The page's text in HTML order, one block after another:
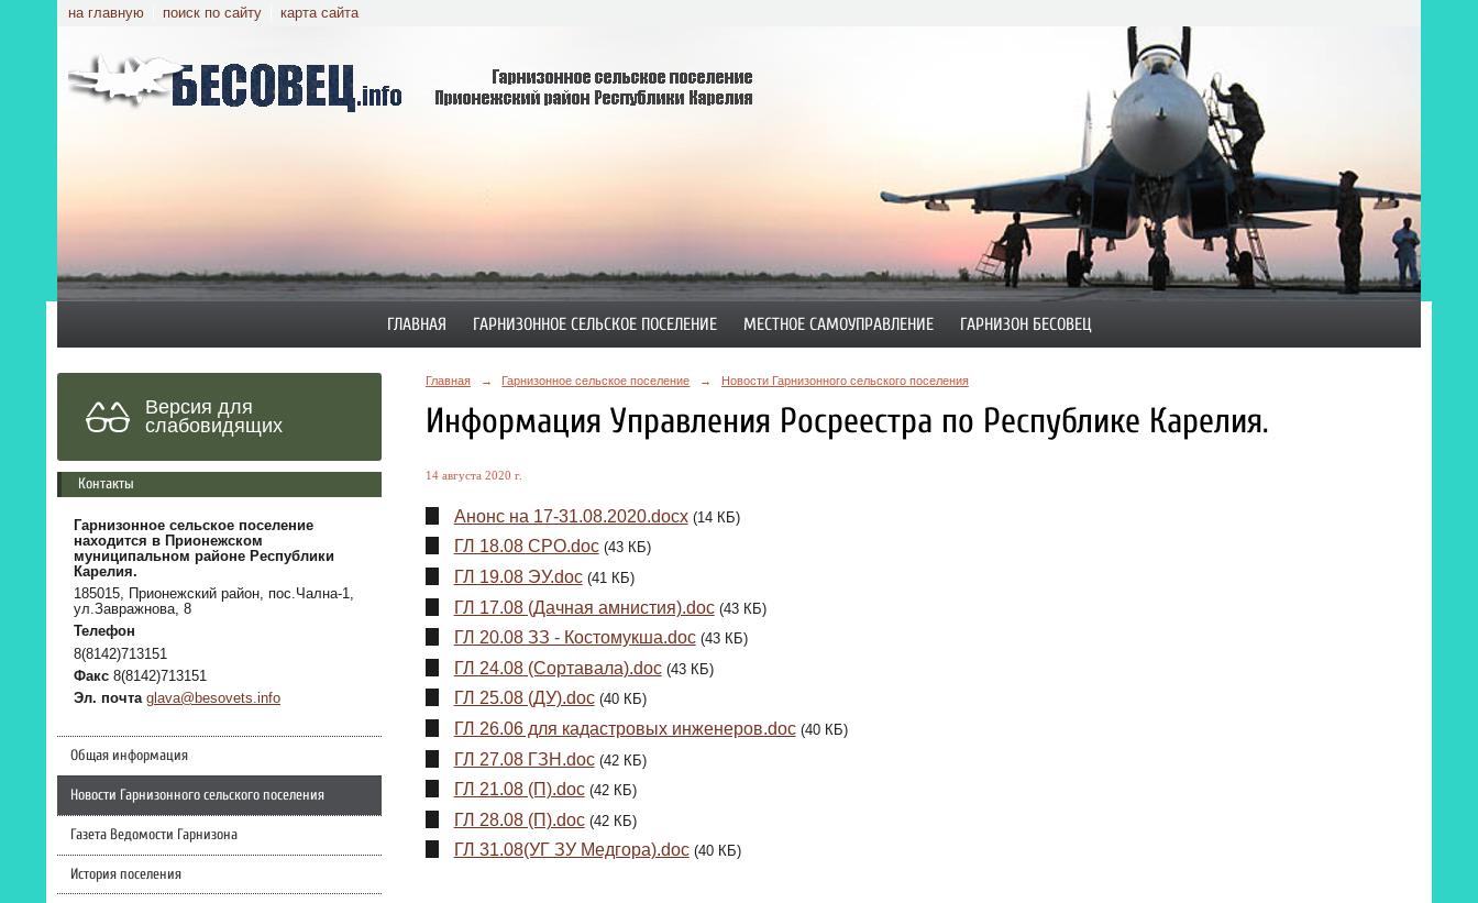
на главную поиск по сайту карта сайта
ГЛАВНАЯ ГАРНИЗОННОЕ СЕЛЬСКОЕ ПОСЕЛЕНИЕ МЕСТНОЕ САМОУПРАВЛЕНИЕ ГАРНИЗОН БЕСОВЕЦ
Версия для
слабовидящих
Контакты
Гарнизонное сельское поселение
находится в Прионежском
муниципальном районе Республики
Карелия.
185015, Прионежский район, пос.Чална-1,
ул.Завражнова, 8
Телефон
8(8142)713151
Факс 8(8142)713151
Эл. почта glava@besovets.info
Общая информация
Новости Гарнизонного сельского поселения
Газета Ведомости Гарнизона
История поселения
Главная → Гарнизонное сельское поселение → Новости Гарнизонного сельского поселения
Информация Управления Росреестра по Республике Карелия.
14 августа 2020 г.
Анонс на 17-31.08.2020.docx (14 КБ)
ГЛ 18.08 СРО.doc (43 КБ)
ГЛ 19.08 ЭУ.doc (41 КБ)
ГЛ 17.08 (Дачная амнистия).doc (43 КБ)
ГЛ 20.08 ЗЗ - Костомукша.doc (43 КБ)
ГЛ 24.08 (Сортавала).doc (43 КБ)
ГЛ 25.08 (ДУ).doc (40 КБ)
ГЛ 26.06 для кадастровых инженеров.doc (40 КБ)
ГЛ 27.08 ГЗН.doc (42 КБ)
ГЛ 21.08 (П).doc (42 КБ)
ГЛ 28.08 (П).doc (42 КБ)
ГЛ 31.08(УГ ЗУ Медгора).doc (40 КБ)